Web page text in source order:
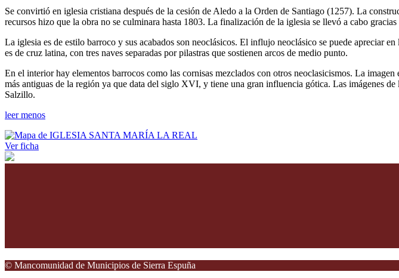
Se convirtió en iglesia cristiana después de la cesión de Aledo a la Orden de Santiago (1257). La
recursos hizo que la obra no se culminara hasta 1803. La finalización de la iglesia se llevó a cabo
La iglesia es de estilo barroco y sus acabados son neoclásicos. El influjo neoclásico se puede apreciar
es de cruz latina, con tres naves separadas por pilastras que sostienen arcos de medio punto.
En el interior hay elementos barrocos como las cornisas mezclados con otros neoclasicismos. La
más antiguas de la región ya que data del siglo XVI, y tiene una gran influencia gótica. Las imágenes
Salzillo.
leer menos
Ver ficha
© Mancomunidad de Municipios de Sierra Espuña